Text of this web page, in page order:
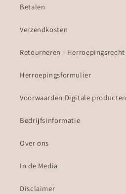
Betalen
Verzendkosten
Retourneren - Herroepingsrecht
Herroepingsformulier
Voorwaarden Digitale producten
Bedrijfsinformatie
Over ons
In de Media
Disclaimer